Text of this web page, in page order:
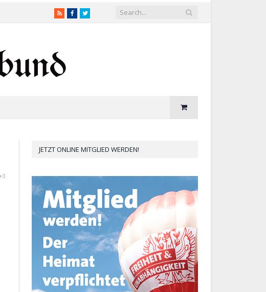
RSSFacebookTwitter
0
JETZT ONLINE MITGLIED WERDEN!